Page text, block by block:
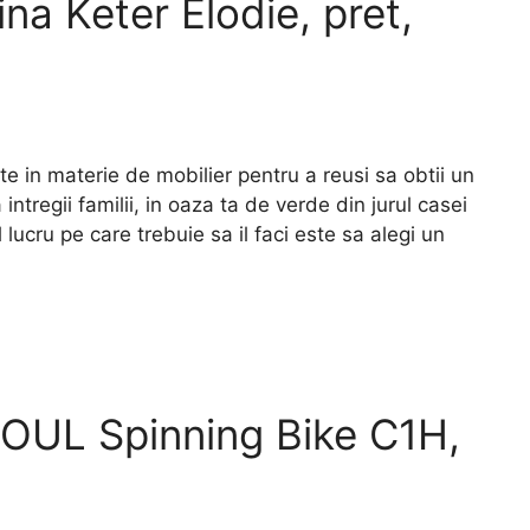
Keter Elodie, pret,
materie de mobilier pentru a reusi sa obtii un
familii, in oaza ta de verde din jurul casei
pe care trebuie sa il faci este sa alegi un
Spinning Bike C1H,